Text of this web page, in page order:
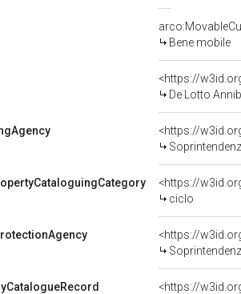
Bene mobile
<https://
De Lotto
<https://
Soprintendenza
<https://
ciclo
<https://
<https://